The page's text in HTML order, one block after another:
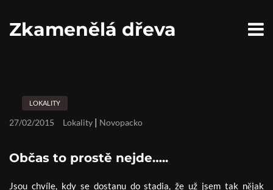
Zkamenělá dřeva
LOKALITY
27/02/2015 Lokality | Novopacko
Občas to prostě nejde…..
Jsou chvíle, kdy se dostanu do stadia, že už jsem tak nějak